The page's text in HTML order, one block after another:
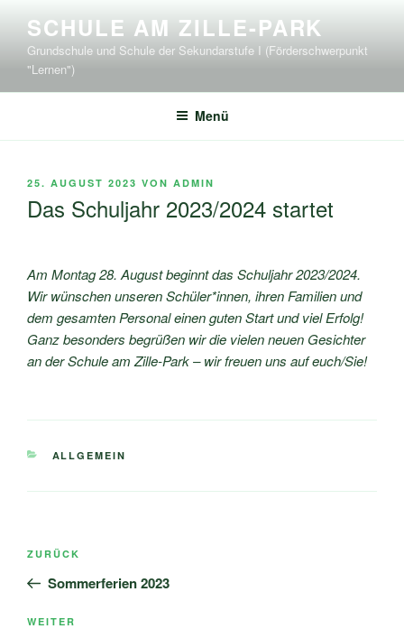
Inhalt
springen
SCHULE AM ZILLE-PARK
Grundschule und Schule der Sekundarstufe I (Förderschwerpunkt
"Lernen")
Menü
VERÖFFENTLICHT
25. AUGUST 2023 VON ADMIN
Das Schuljahr 2023/2024 startet
Am Montag 28. August beginnt das Schuljahr 2023/2024.
Wir wünschen unseren Schüler*innen, ihren Familien und
dem gesamten Personal einen guten Start und viel Erfolg!
Ganz besonders begrüßen wir die vielen neuen Gesichter
an der Schule am Zille-Park – wir freuen uns auf euch/Sie!
KATEGORIEN
ALLGEMEIN
Beitragsnavigation
Vorheriger
Beitrag
ZURÜCK
Sommerferien 2023
Nächster
WEITER